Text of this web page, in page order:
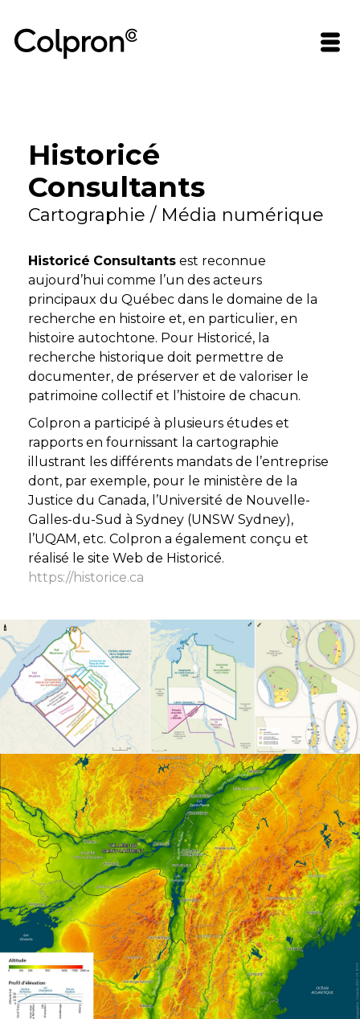
Historicé
Consultants
Cartographie / Média numérique
Historicé Consultants est reconnue
aujourd’hui comme l’un des acteurs
principaux du Québec dans le domaine de la
recherche en histoire et, en particulier, en
histoire autochtone. Pour Historicé, la
recherche historique doit permettre de
documenter, de préserver et de valoriser le
patrimoine collectif et l’histoire de chacun.
Colpron a participé à plusieurs études et
rapports en fournissant la cartographie
illustrant les différents mandats de l’entreprise
dont, par exemple, pour le ministère de la
Justice du Canada, l’Université de Nouvelle-
Galles-du-Sud à Sydney (UNSW Sydney),
l’UQAM, etc. Colpron a également conçu et
réalisé le site Web de Historicé.
https://historice.ca